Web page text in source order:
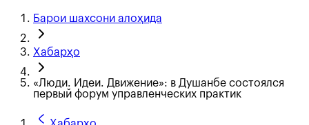
Барои шахсони алоҳида
Хабарҳо
«Люди. Идеи. Движение»: в Душанбе состоялся
первый форум управленческих практик